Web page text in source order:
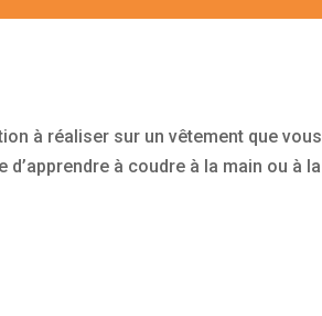
à réaliser sur un vêtement que vous
à coudre à la main ou à la